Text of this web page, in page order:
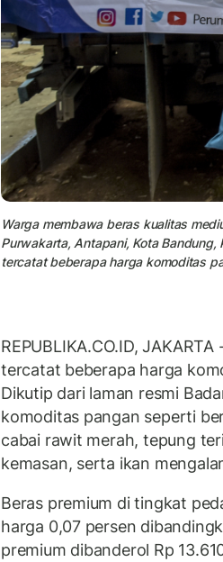
Warga membawa beras kualitas
Purwakarta, Antapani, Kota
tercatat beberapa harga komoditas
REPUBLIKA.CO.ID,
tercatat beberapa harga
Dikutip dari laman resmi
komoditas pangan seperti
cabai rawit merah, tepung
kemasan, serta ikan
Beras premium di tingkat
harga 0,07 persen
premium dibanderol Rp